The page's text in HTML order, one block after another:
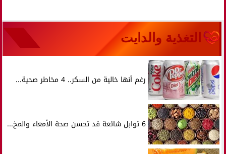
التغذية والدايت
رغم أنها خالية من السكر.. 4 مخاطر صحية...
6 توابل شائعة قد تحسن صحة الأمعاء والمخ...